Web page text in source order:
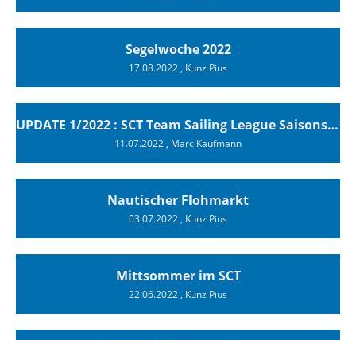
Segelwoche 2022
17.08.2022, Kunz Pius
UPDATE 1/2022 : SCT Team Sailing League Saisonstartsieg
11.07.2022, Marc Kaufmann
Nautischer Flohmarkt
03.07.2022, Kunz Pius
Mittsommer im SCT
22.06.2022, Kunz Pius